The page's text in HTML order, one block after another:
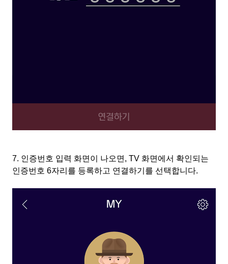
7. 인증번호 입력 화면이 나오면 , TV 화면에서 확인되는
인증번호 6자리를 등록하고 연결하기를 선택합니다.